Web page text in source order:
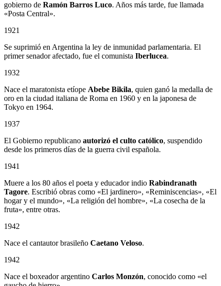
gobierno de Ramón Barros Luco. Años más tarde, fue llamada
«Posta Central».
1921
Se suprimió en Argentina la ley de inmunidad parlamentaria. El
primer senador afectado, fue el comunista Iberlucea.
1932
Nace el maratonista etíope Abebe Bikila, quien ganó la medalla de
oro en la ciudad italiana de Roma en 1960 y en la japonesa de
Tokyo en 1964.
1937
El Gobierno republicano autorizó el culto católico, suspendido
desde los primeros días de la guerra civil española.
1941
Muere a los 80 años el poeta y educador indio Rabindranath
Tagore. Escribió obras como «El jardinero», «Reminiscencias», «El
hogar y el mundo», «La religión del hombre», «La cosecha de la
fruta», entre otras.
1942
Nace el cantautor brasileño Caetano Veloso.
1942
Nace el boxeador argentino Carlos Monzón, conocido como «el